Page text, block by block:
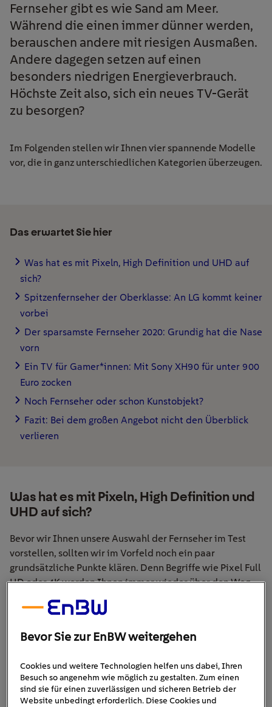
Fernseher gibt es wie Sand am Meer.
Während die einen immer dünner werden,
berauschen andere mit riesigen Ausmaßen.
Andere dagegen setzen auf einen
besonders niedrigen Energieverbrauch.
Höchste Zeit also, sich ein neues TV-Gerät
zu besorgen?
Im Folgenden stellen wir Ihnen vier spannende Modelle
vor, die in ganz unterschiedlichen Kategorien überzeugen.
Das erwartet Sie hier
Was hat es mit Pixeln, High Definition und UHD auf
sich?
Spitzenfernseher der Oberklasse: An LG kommt keiner
vorbei
Der sparsamste Fernseher 2020: Grundig hat die Nase
vorn
Ein TV für Gamer*innen: Mit Sony XH90 für unter 900
Euro zocken
Noch Fernseher oder schon Kunstobjekt?
Fazit: Bei dem großen Angebot nicht den Überblick
verlieren
Was hat es mit Pixeln, High Definition und
UHD auf sich?
Bevor wir Ihnen unsere Auswahl der Fernseher im Test
vorstellen, sollten wir im Vorfeld noch ein paar
grundsätzliche Punkte klären. Denn Begriffe wie Pixel Full
HD oder 4K werden Ihnen immer wieder über den Weg
laufen. Da kann es nicht schaden, einen Überblick über
wichtigsten Begriffe
DieAuflösung eines Fernsehers bestimmt, wie
Maßeinheit zur Bestimmung der Auflösung sind
Pixel. Dabei handelt es sich um winzige
Bildpunkte – die im besten Fall nicht mit dem
Bevor Sie zur EnBW weitergehen
Cookies und weitere Technologien helfen uns dabei, Ihren
Besuch so angenehm wie möglich zu gestalten. Zum einen
sind sie für einen zuverlässigen und sicheren Betrieb der
Website unbedingt erforderlich. Diese Cookies und